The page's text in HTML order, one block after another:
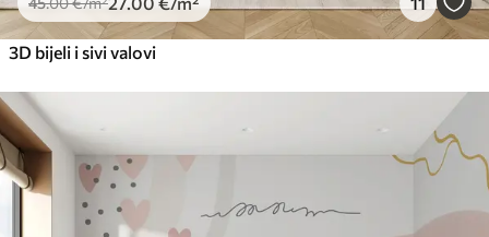
3D bijeli i sivi valovi